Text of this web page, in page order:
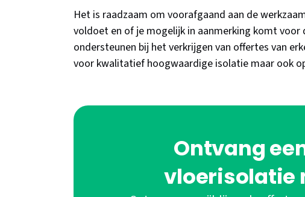
Het is raadzaam om voorafgaand aan de
voldoet en of je mogelijk in aanmerking komt voor
ondersteunen bij het verkrijgen van offertes van
voor kwalitatief hoogwaardige isolatie maar ook
Ontvang
vloerisolatie